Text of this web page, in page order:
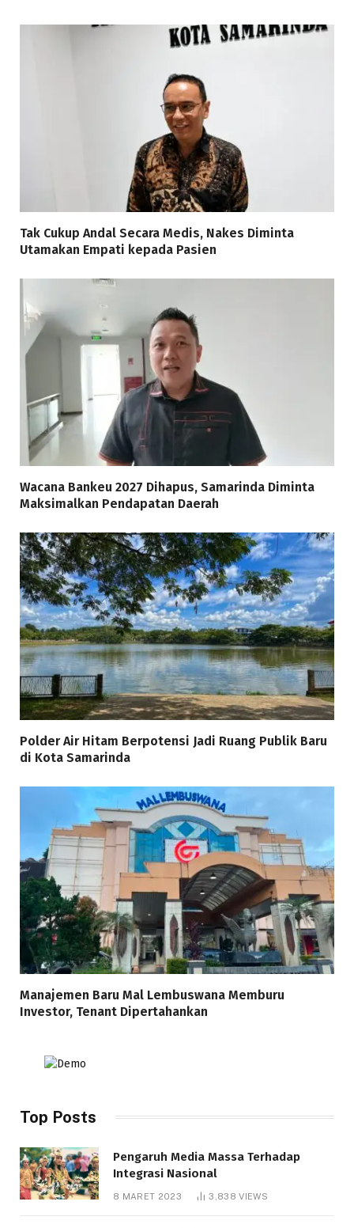
Tak Cukup Andal Secara Medis, Nakes Diminta
Utamakan Empati kepada Pasien
Wacana Bankeu 2027 Dihapus, Samarinda Diminta
Maksimalkan Pendapatan Daerah
Polder Air Hitam Berpotensi Jadi Ruang Publik Baru
di Kota Samarinda
Manajemen Baru Mal Lembuswana Memburu
Investor, Tenant Dipertahankan
Top Posts
Pengaruh Media Massa Terhadap
Integrasi Nasional
8 MARET 2023 3,838VIEWS